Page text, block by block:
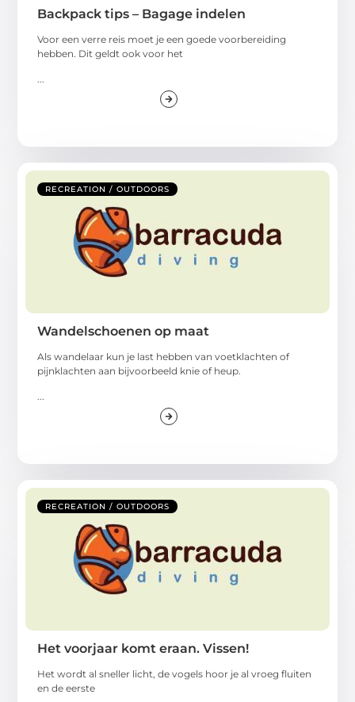
Backpack tips – Bagage indelen
Voor een verre reis moet je een goede voorbereiding
hebben. Dit geldt ook voor het
...
RECREATION / OUTDOORS
Wandelschoenen op maat
Als wandelaar kun je last hebben van voetklachten of
pijnklachten aan bijvoorbeeld knie of heup.
...
RECREATION / OUTDOORS
Het voorjaar komt eraan. Vissen!
Het wordt al sneller licht, de vogels hoor je al vroeg fluiten
en de eerste